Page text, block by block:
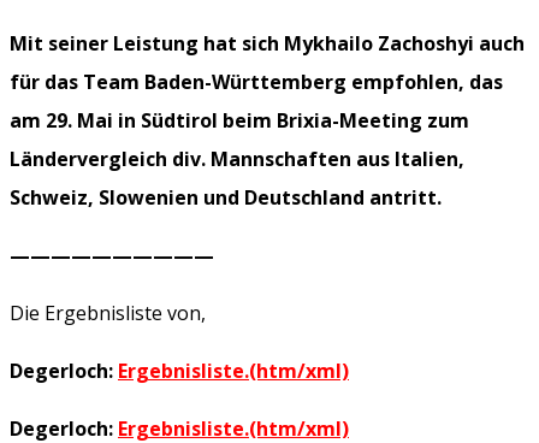
Mit seiner Leistung hat sich Mykhailo Zachoshyi auch
für das Team Baden-Württemberg empfohlen, das
am 29. Mai in Südtirol beim Brixia-Meeting zum
Ländervergleich div. Mannschaften aus Italien,
Schweiz, Slowenien und Deutschland antritt.
——————————
Die Ergebnisliste von,
Degerloch: Ergebnisliste.(htm/xml)
Degerloch: Ergebnisliste.(htm/xml)